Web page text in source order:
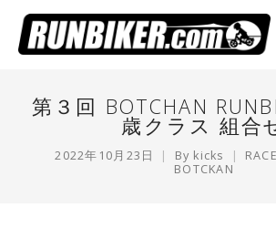
第３回 BOTCHAN
歳クラス 組合
2022年10月23日 By kicks
BOTCKAN